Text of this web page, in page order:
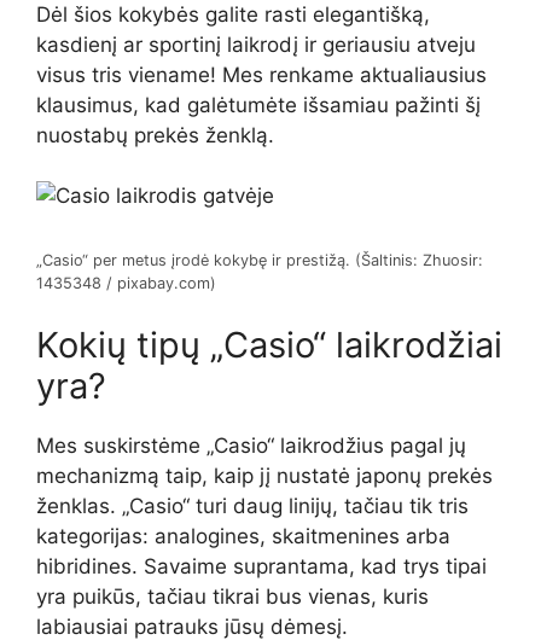
Dėl šios kokybės galite rasti elegantišką,
kasdienį ar sportinį laikrodį ir geriausiu atveju
visus tris viename! Mes renkame aktualiausius
klausimus, kad galėtumėte išsamiau pažinti šį
nuostabų prekės ženklą.
„Casio“ per metus įrodė kokybę ir prestižą. (Šaltinis: Zhuosir:
1435348 / pixabay.com)
Kokių tipų „Casio“ laikrodžiai
yra?
Mes suskirstėme „Casio“ laikrodžius pagal jų
mechanizmą taip, kaip jį nustatė japonų prekės
ženklas. „Casio“ turi daug linijų, tačiau tik tris
kategorijas: analogines, skaitmenines arba
hibridines. Savaime suprantama, kad trys tipai
yra puikūs, tačiau tikrai bus vienas, kuris
labiausiai patrauks jūsų dėmesį.